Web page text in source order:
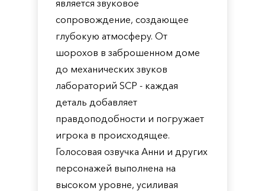
является звуковое
сопровождение, создающее
глубокую атмосферу. От
шорохов в заброшенном доме
до механических звуков
лабораторий SCP - каждая
деталь добавляет
правдоподобности и погружает
игрока в происходящее.
Голосовая озвучка Анни и других
персонажей выполнена на
высоком уровне, усиливая